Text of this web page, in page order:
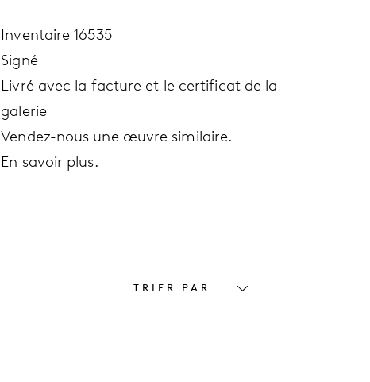
Inventaire 16535
Signé
Livré avec la facture et le certificat de la
galerie
Vendez-nous une œuvre similaire.
En savoir plus.
TRIER PAR